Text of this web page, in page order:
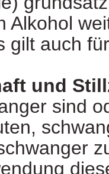
Alkohol
gilt auch
und
sind